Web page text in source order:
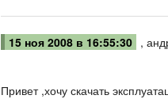
15 ноя 2008 в 16:55:30 ,
Привет ,хочу скачать